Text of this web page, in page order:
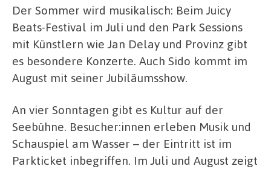
Der Sommer wird musikalisch: Beim Juicy
Beats-Festival im Juli und den Park Sessions
mit Künstlern wie Jan Delay und Provinz gibt
es besondere Konzerte. Auch Sido kommt im
August mit seiner Jubiläumsshow.
An vier Sonntagen gibt es Kultur auf der
Seebühne. Besucher:innen erleben Musik und
Schauspiel am Wasser – der Eintritt ist im
Parkticket inbegriffen. Im Juli und August zeigt